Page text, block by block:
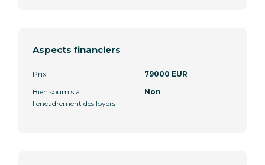
Aspects financiers
Prix
79000 EUR
Bien soumis à
l'encadrement des loyers
Non